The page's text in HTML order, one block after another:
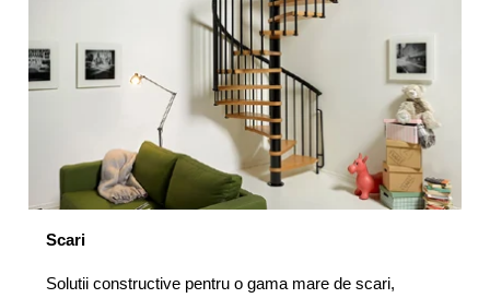
Scari
Solutii constructive pentru o gama mare de scari,